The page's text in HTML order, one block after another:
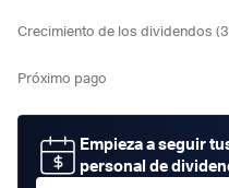
Crecimiento de los dividendos
Próximo pago
Empieza a seguir
personal de